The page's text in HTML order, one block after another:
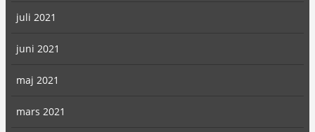
juli 2021
juni 2021
maj 2021
mars 2021